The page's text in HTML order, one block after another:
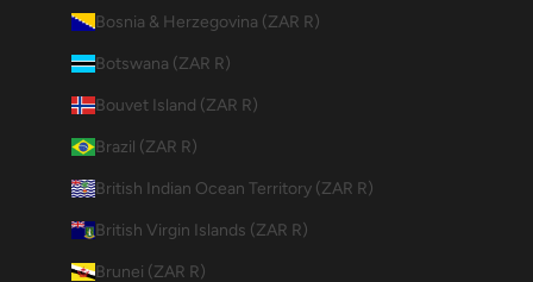
Bosnia & Herzegovina (ZAR R)
Botswana (ZAR R)
Bouvet Island (ZAR R)
Brazil (ZAR R)
British Indian Ocean Territory (ZAR R)
British Virgin Islands (ZAR R)
Brunei (ZAR R)